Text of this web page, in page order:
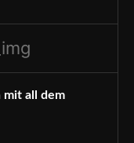
mit all dem